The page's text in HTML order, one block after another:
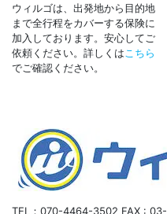
ウィルゴは、出発地から目的地
まで全行程をカバーする保険に
加入しております。安心してご
依頼ください。詳しくは こちら
でご確認ください。
TEL：070-4464-3502 FAX :